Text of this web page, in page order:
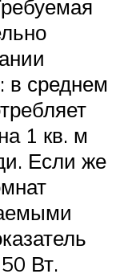
в среднем
1 кв. м
Если же
Вт.